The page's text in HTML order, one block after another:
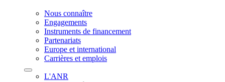
Nous connaître
Engagements
Instruments de financement
Partenariats
Europe et international
Carrières et emplois
L'ANR